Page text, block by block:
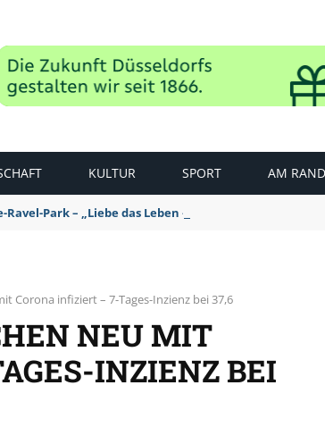
KULTUR SPORT AM
Park – „Liebe das Leben – pempelfort music
Corona infiziert – 7-Tages-Inzienz bei 37,6
NEU MIT
INZIENZ BEI